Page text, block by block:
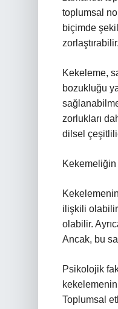
toplumsal
biçimde
zorlaştırabilir.
Kekeleme,
bozukluğu
zorlukları
dilsel
ilişkili
olabilir.
Ancak, bu
Psikolojik
Toplumsal